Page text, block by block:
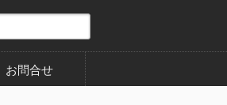
お問合せ